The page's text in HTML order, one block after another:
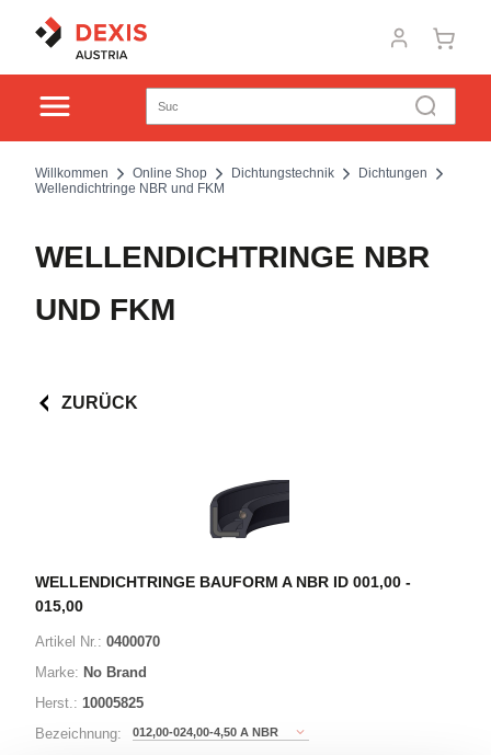
Willkommen Online Shop Dichtungstechnik
Dichtungen
Wellendichtringe NBR und FKM
WELLENDICHTRINGE NBR
UND FKM
ZURÜCK
WELLENDICHTRINGE BAUFORM A NBR ID 001,00 -
015,00
Artikel Nr.: 0400070
Marke: No Brand
Herst.: 10005825
Bezeichnung:
012,00-024,00-4,50 A NBR